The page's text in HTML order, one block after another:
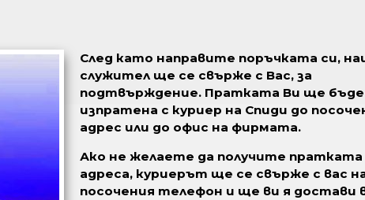
След като направите поръчката си,
служител ще се свърже с Вас, за
подтвърждение. Пратката Ви ще бъде
изпратена с куриер на Спиди до
адрес или до офис на фирмата.
Ако не желаете да получите пратката
адреса, куриерът ще се свърже с вас
посочения телефон и ще ви я достави